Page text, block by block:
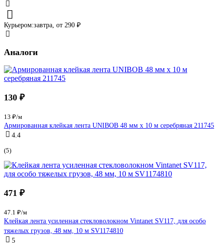
Курьером:завтра, от 290 ₽
Аналоги
130 ₽
13 ₽/м
Армированная клейкая лента UNIBOB 48 мм х 10 м серебряная 211745
4.4
(5)
471 ₽
47.1 ₽/м
Клейкая лента усиленная стекловолокном Vintanet SV117, для особо
тяжелых грузов, 48 мм, 10 м SV1174810
5